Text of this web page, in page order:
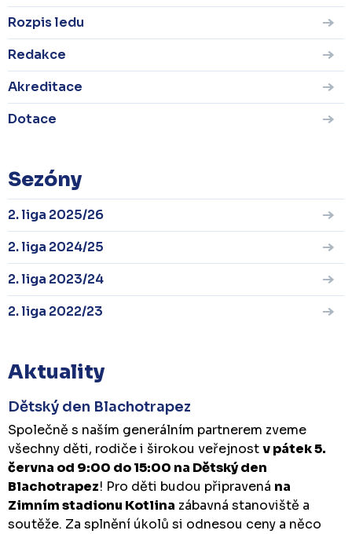
Rozpis ledu
Redakce
Akreditace
Dotace
Sezóny
2. liga 2025/26
2. liga 2024/25
2. liga 2023/24
2. liga 2022/23
Aktuality
Dětský den Blachotrapez
Společně s naším generálním partnerem zveme
všechny děti, rodiče i širokou veřejnostv pátek 5.
června od 9:00 do 15:00 na Dětský den
Blachotrapez! Pro děti budou připravená na
Zimním stadionu Kotlina zábavná stanoviště a
soutěže. Za splnění úkolů si odnesou ceny a něco